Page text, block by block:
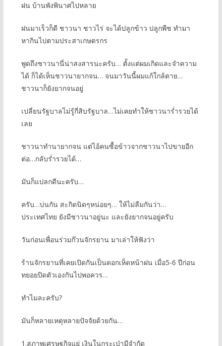
ฝน บ้านพังพินาศไปหลาย
ฝนมาเร็วก็ดี ชาวนา ชาวไร่ จะได้ปลูกข้าว ปลูกพืช ทำมา
หากินไปตามประสาเกษตรกร
พูดถึงชาวนานี่น่าสงสารนะครับ… ตั้งแต่ผมเกิดและจำความ
ได้ ก็ได้เห็นชาวนายากจน… จนมาวันนี้ผมแก้ใกล้ตาย…
ชาวนาก็ยังยากจนอยู่
เปลี่ยนรัฐบาลไม่รู้กี่สิบรัฐบาล…ไม่เคยทำให้ชาวนาร่ำรวยได้
เลย
ชาวนาทำนายากจน แต่ไอ้คนซื้อข้าวจากชาวนาไปขายอีก
ต่อ…กลับร่ำรวยได้…
มันก็แปลกดีนะครับ…
ครับ…บ่นกัน สะกิดนิดๆหน่อยๆ… ให้ไม่ลืมกันว่า…
ประเทศไทย ยังมีชาวนาอยู่นะ และยังยากจนอยู่ครับ
วันก่อนเพื่อนร่วมก๊วนจักรยาน มาเล่าให้ฟังว่า
ร้านจักรยานที่เคยเปิดกันเป็นดอกเห็ดหน้าฝน เมื่อ5-6 ปีก่อน
ทยอยปิดตัวเองกันไปพอควร…
ทำไมละครับ?
มันก็หลายเหตุหลายปัจจัยด้วยกัน…
1.สภาพเศรษฐกิจแย่ เงินในกระเป่ามีจำกัด